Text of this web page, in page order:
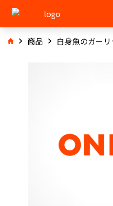
商品 白身魚のガー